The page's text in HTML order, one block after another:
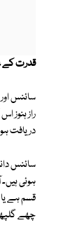
قدرت کے
سائنس
راز ہنوز
دریافت
سائنس
ہوئی
قسم ہے
چھے